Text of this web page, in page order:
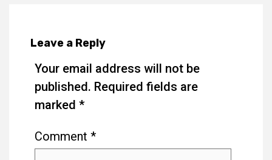
Leave a Reply
Your email address will not be
published. Required fields are
marked *
Comment *